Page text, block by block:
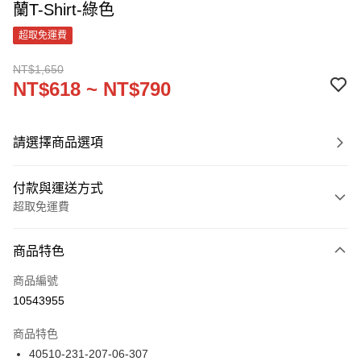
蘭T-Shirt-綠色
超取免運費
NT$1,650
NT$618 ~ NT$790
請選擇商品選項
付款與運送方式
超取免運費
信用卡一次付款
LINE Pay
悠遊付
商品特色
商品編號
10543955
商品特色
40510-231-207-06-307